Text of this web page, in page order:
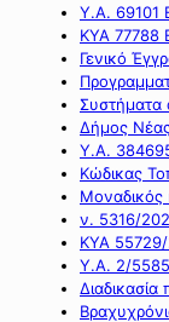
Υ.Α. 69101
ΚΥΑ 77788
Γενικό
Συστήματα
Δήμος
Υ.Α.
Κώδικας
ν. 5316/
ΚΥΑ
Υ.Α. 2/